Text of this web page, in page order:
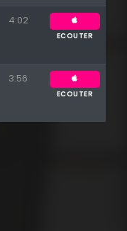
4:02
ECOUTER
3:56
ECOUTER